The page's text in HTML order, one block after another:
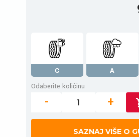
C A
Odaberite količinu
- +
SAZNAJ VIŠE O